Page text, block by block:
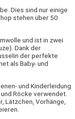
Dies sind nur einige
stehen über 50
und ist in zwei
Dank der
der perfekte
als Baby- und
und Kinderleidung
Röcke verwendet.
Lätzchen, Vorhänge,